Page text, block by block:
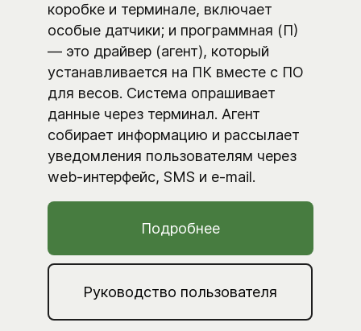
коробке и терминале, включает
особые датчики; и программная (П)
— это драйвер (агент), который
устанавливается на ПК вместе с ПО
для весов. Система опрашивает
данные через терминал. Агент
собирает информацию и рассылает
уведомления пользователям через
web-интерфейс, SMS и e-mail.
Подробнее
Руководство пользователя